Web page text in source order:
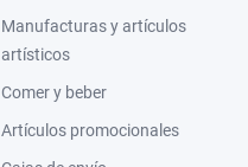
Manufacturas y artículos
artísticos
Comer y beber
Artículos promocionales